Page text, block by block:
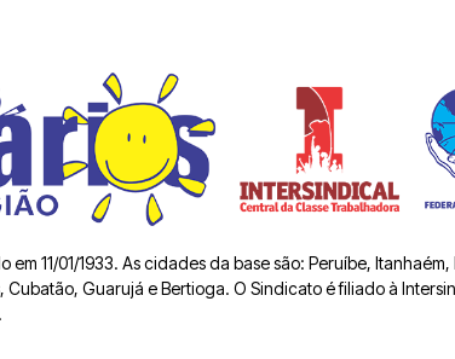
em 11/01/1933. As cidades da base são: Peruíbe,
Cubatão, Guarujá e Bertioga. O Sindicato é filiado à